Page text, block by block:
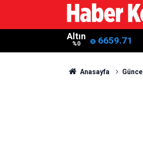
Altın
%0 6659.71
Anasayfa Güncel